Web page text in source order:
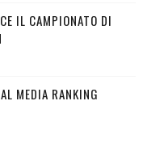
IL CAMPIONATO DI
MEDIA RANKING